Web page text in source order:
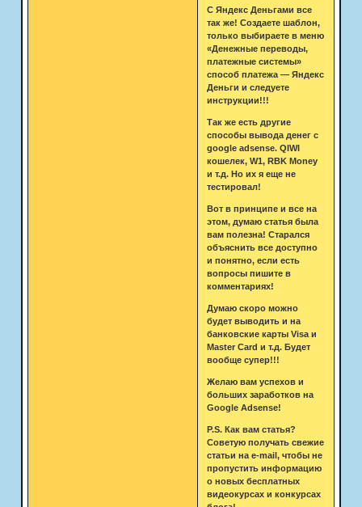
С Яндекс Деньгами все
так же! Создаете шаблон,
только выбираете в меню
«Денежные переводы,
платежные системы»
способ платежа — Яндекс
Деньги и следуете
инструкции!!!
Так же есть другие
способы вывода денег с
google adsense. QIWI
кошелек, W1, RBK Money
и т.д. Но их я еще не
тестировал!
Вот в принципе и все на
этом, думаю статья была
вам полезна! Старался
объяснить все доступно
и понятно, если есть
вопросы пишите в
комментариях!
Думаю скоро можно
будет выводить и на
банковские карты Visa и
Master Card и т.д. Будет
вообще супер!!!
Желаю вам успехов и
больших заработков на
Google Adsense!
P.S. Как вам статья?
Советую получать свежие
статьи на e-mail, чтобы не
пропустить информацию
о новых бесплатных
видеокурсах и конкурсах